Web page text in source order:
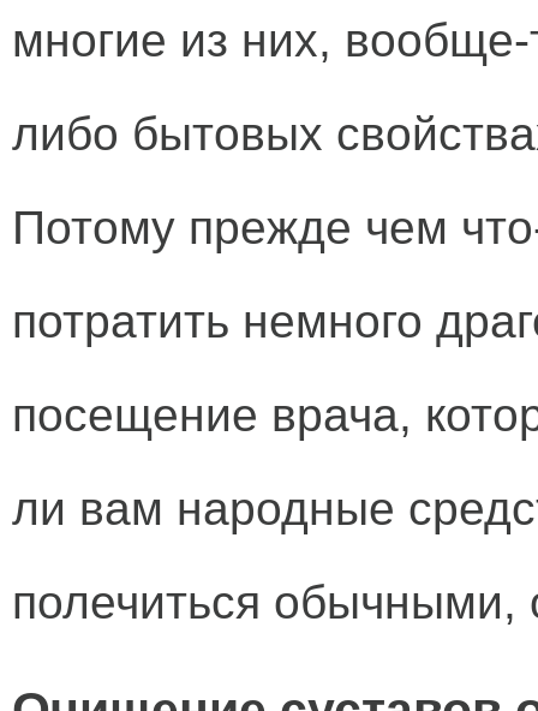
многие из них,
либо бытовых
Потому прежде чем
потратить немного
посещение врача,
ли вам народные
полечиться